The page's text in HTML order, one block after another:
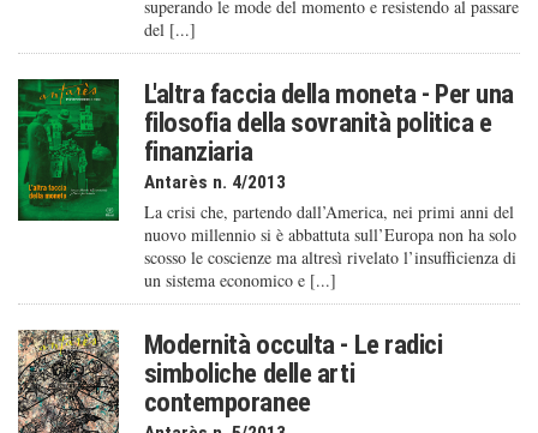
superando le mode del momento e resistendo al passare
del [...]
L'altra faccia della moneta - Per una
filosofia della sovranità politica e
finanziaria
Antarès n. 4/2013
La crisi che, partendo dall’America, nei primi anni del
nuovo millennio si è abbattuta sull’Europa non ha solo
scosso le coscienze ma altresì rivelato l’insufficienza di
un sistema economico e [...]
Modernità occulta - Le radici
simboliche delle arti
contemporanee